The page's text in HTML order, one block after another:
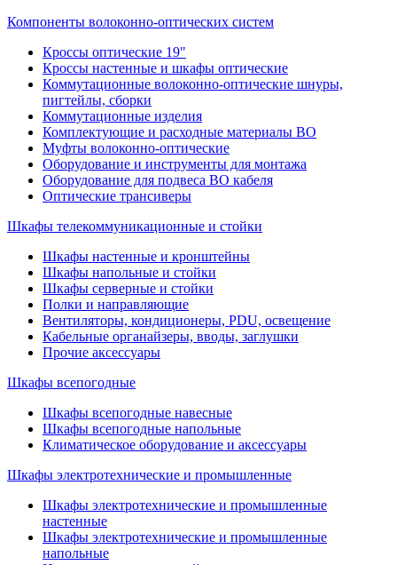
Компоненты волоконно-оптических систем
Кроссы оптические 19"
Кроссы настенные и шкафы оптические
Коммутационные волоконно-оптические шнуры,
пигтейлы, сборки
Коммутационные изделия
Комплектующие и расходные материалы ВО
Муфты волоконно-оптические
Оборудование и инструменты для монтажа
Оборудование для подвеса ВО кабеля
Оптические трансиверы
Шкафы телекоммуникационные и стойки
Шкафы настенные и кронштейны
Шкафы напольные и стойки
Шкафы серверные и стойки
Полки и направляющие
Вентиляторы, кондиционеры, PDU, освещение
Кабельные органайзеры, вводы, заглушки
Прочие аксеcсуары
Шкафы всепогодные
Шкафы всепогодные навесные
Шкафы всепогодные напольные
Климатическое оборудование и аксессуары
Шкафы электротехнические и промышленные
Шкафы электротехнические и промышленные
настенные
Шкафы электротехнические и промышленные
напольные